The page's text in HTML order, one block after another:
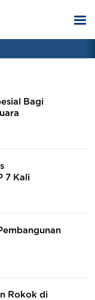
Bagi
7 Kali
Rokok di